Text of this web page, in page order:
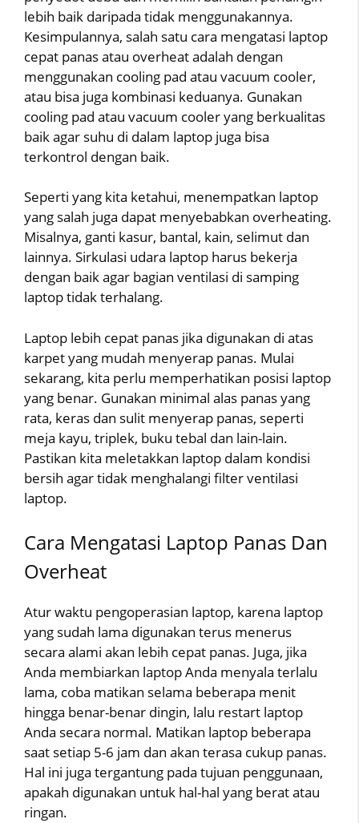
lebih baik daripada tidak menggunakannya.
Kesimpulannya, salah satu cara mengatasi laptop
cepat panas atau overheat adalah dengan
menggunakan cooling pad atau vacuum cooler,
atau bisa juga kombinasi keduanya. Gunakan
cooling pad atau vacuum cooler yang berkualitas
baik agar suhu di dalam laptop juga bisa
terkontrol dengan baik.
Seperti yang kita ketahui, menempatkan laptop
yang salah juga dapat menyebabkan overheating.
Misalnya, ganti kasur, bantal, kain, selimut dan
lainnya. Sirkulasi udara laptop harus bekerja
dengan baik agar bagian ventilasi di samping
laptop tidak terhalang.
Laptop lebih cepat panas jika digunakan di atas
karpet yang mudah menyerap panas. Mulai
sekarang, kita perlu memperhatikan posisi laptop
yang benar. Gunakan minimal alas panas yang
rata, keras dan sulit menyerap panas, seperti
meja kayu, triplek, buku tebal dan lain-lain.
Pastikan kita meletakkan laptop dalam kondisi
bersih agar tidak menghalangi filter ventilasi
laptop.
Cara Mengatasi Laptop Panas Dan
Overheat
Atur waktu pengoperasian laptop, karena laptop
yang sudah lama digunakan terus menerus
secara alami akan lebih cepat panas. Juga, jika
Anda membiarkan laptop Anda menyala terlalu
lama, coba matikan selama beberapa menit
hingga benar-benar dingin, lalu restart laptop
Anda secara normal. Matikan laptop beberapa
saat setiap 5-6 jam dan akan terasa cukup panas.
Hal ini juga tergantung pada tujuan penggunaan,
apakah digunakan untuk hal-hal yang berat atau
ringan.